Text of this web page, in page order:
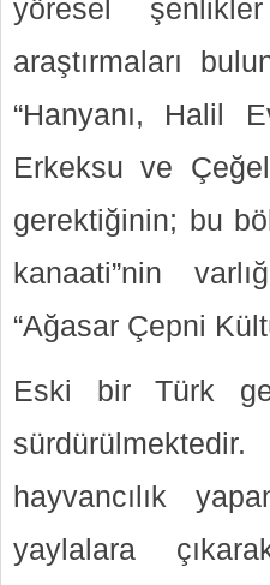
yöresel
araştırmaları
“Hanyanı, Halil
Erkeksu ve Çeğel
gerektiğinin; bu
kanaati”nin
“Ağasar Çepni
Eski bir Türk
hayvancılık
yaylalara